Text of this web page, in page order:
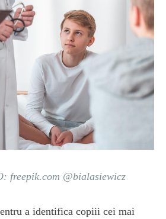
freepik.com @bialasiewicz
a identifica copiii cei mai